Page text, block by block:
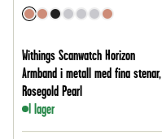
Withings Scanwatch Horizon
Armband i metall med fina stenar,
Rosegold Pearl
I lager